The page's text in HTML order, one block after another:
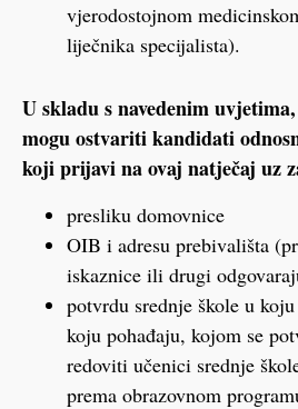
vjerodostojnom
liječnika specijalista).
U skladu s navedenim
mogu ostvariti kandidati
koji prijavi na ovaj natječaj uz
presliku domovnice
OIB i adresu prebivališta
iskaznice ili drugi
potvrdu srednje škole u
koju pohađaju, kojom se
redoviti učenici srednje
prema obrazovnom